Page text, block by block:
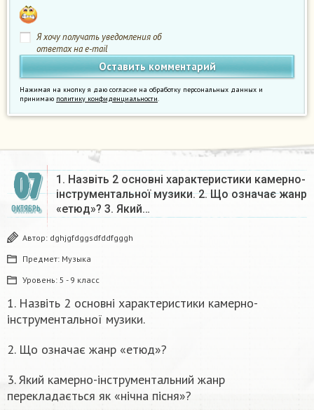
Я хочу получать уведомления об
ответах на e-mail
Нажимая на кнопку я даю согласие на обработку персональных данных и
принимаю политику конфиденциальности.
07
ОКТЯБРЬ
1. Назвіть 2 основні характеристики камерно-
інструментальної музики. 2. Що означає жанр
«етюд»? 3. Який…
Автор: dghjgfdggsdfddfgggh
Предмет: Музыка
Уровень: 5 - 9 класс
1. Назвіть 2 основні характеристики камерно-
інструментальної музики.
2. Що означає жанр «етюд»?
3. Який камерно-інструментальний жанр
перекладається як «нічна пісня»?